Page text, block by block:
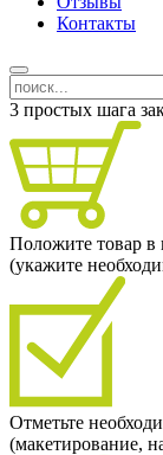
Контакты
3 простых шага
Положите товар в
(укажите
Отметьте
(макетирование,